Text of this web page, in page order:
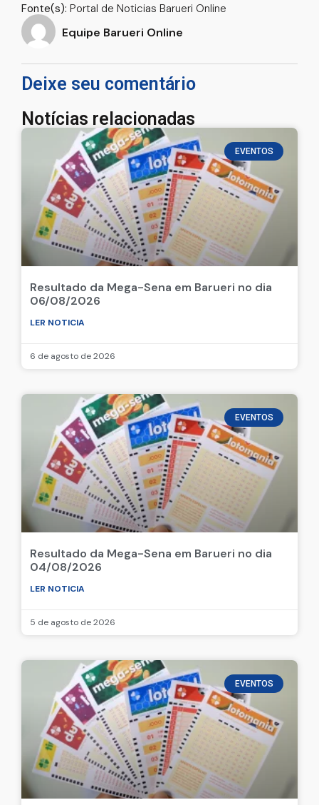
Fonte(s): Portal de Noticias Barueri Online
Equipe Barueri Online
Deixe seu comentário
Notícias relacionadas
EVENTOS
Resultado da Mega-Sena em Barueri no dia
06/08/2026
LER NOTICIA
6 de agosto de 2026
EVENTOS
Resultado da Mega-Sena em Barueri no dia
04/08/2026
LER NOTICIA
5 de agosto de 2026
EVENTOS